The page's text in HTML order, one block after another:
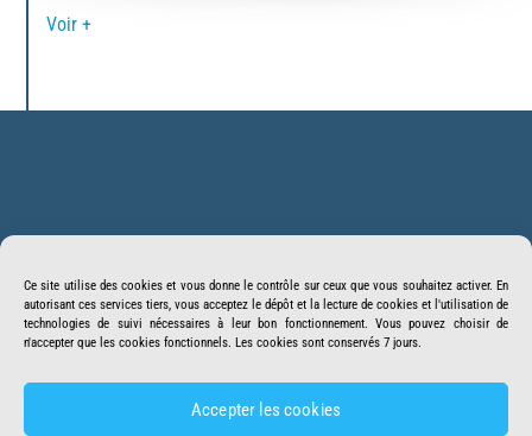
Ce site utilise des cookies et vous donne le contrôle sur ceux que vous souhaitez activer. En
autorisant ces services tiers, vous acceptez le dépôt et la lecture de cookies et l'utilisation de
technologies de suivi nécessaires à leur bon fonctionnement. Vous pouvez choisir de
n'accepter que les cookies fonctionnels. Les cookies sont conservés 7 jours.
Accepter les cookies
Voir +
Top
Suivez-nous Facebook Twitter